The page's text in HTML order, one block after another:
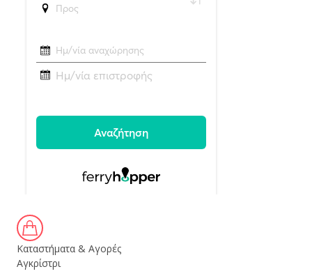
Καταστήματα & Αγορές
Αγκρίστρι